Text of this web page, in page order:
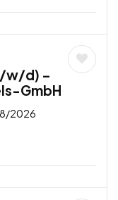
w/d) –
GmbH
2026